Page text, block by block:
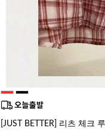
[JUST BETTER] 리츠 체크